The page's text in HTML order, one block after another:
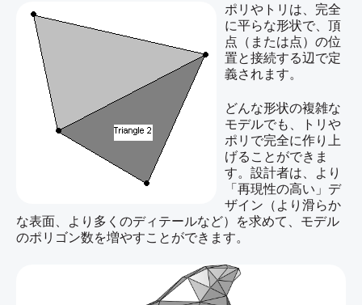
ポリやトリは、完全
に平らな形状で、頂
点（または点）の位
置と接続する辺で定
義されます。
どんな形状の複雑な
モデルでも、トリや
ポリで完全に作り上
げることができま
す。設計者は、より
「再現性の高い」デ
ザイン（より滑らか
な表面、より多くのディテールなど）を求めて、モデル
のポリゴン数を増やすことができます。